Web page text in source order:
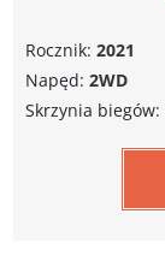
Rocznik: 2021
Napęd: 2WD
Skrzynia biegów: